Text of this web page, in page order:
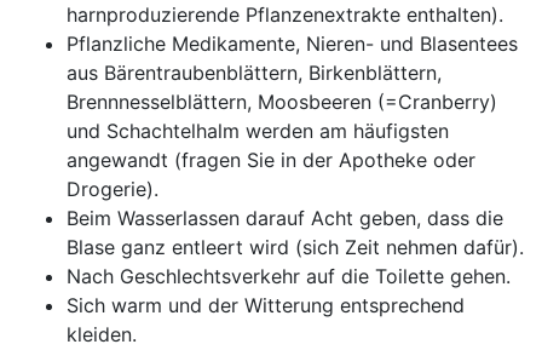
harnproduzierende Pflanzenextrakte enthalten).
Pflanzliche Medikamente, Nieren- und Blasentees
aus Bärentraubenblättern, Birkenblättern,
Brennnesselblättern, Moosbeeren (=Cranberry)
und Schachtelhalm werden am häufigsten
angewandt (fragen Sie in der Apotheke oder
Drogerie).
Beim Wasserlassen darauf Acht geben, dass die
Blase ganz entleert wird (sich Zeit nehmen dafür).
Nach Geschlechtsverkehr auf die Toilette gehen.
Sich warm und der Witterung entsprechend
kleiden.